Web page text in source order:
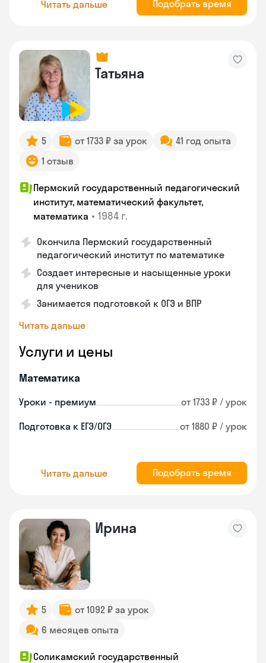
Читать дальше Подобрать время
Татьяна
5 от 1733 ₽ за урок
41 год опыта
1 отзыв
Пермский государственный педагогический
институт, математический факультет,
математика • 1984 г.
Окончила Пермский государственный
педагогический институт по математике
Создает интересные и насыщенные уроки
для учеников
Занимается подготовкой к ОГЭ и ВПР
Читать дальше
Услуги и цены
Математика
Уроки - премиум от 1733 ₽ / урок
Подготовка к ЕГЭ/ОГЭ от 1880 ₽ / урок
Читать дальше Подобрать время
Ирина
5
от 1092 ₽ за урок
6 месяцев опыта
Соликамский государственный